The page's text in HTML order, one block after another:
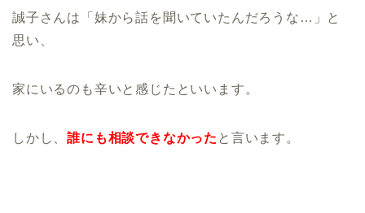
誠子さんは「妹から話を聞いていたんだろうな…」と
思い、
家にいるのも辛いと感じたといいます。
しかし、誰にも相談できなかった と言います。